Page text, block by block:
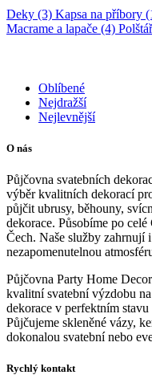
Deky (3) Kapsa na příbory
Macrame a lapače (4)
Oblíbené
Nejdražší
Nejlevnější
O nás
Půjčovna svatebních
výběr kvalitních dekorací
půjčit ubrusy, běhouny,
dekorace. Působíme po
Čech. Naše služby zahrnují
nezapomenutelnou
Půjčovna Party Home
kvalitní svatební výzdobu
dekorace v perfektním
Půjčujeme skleněné vázy,
dokonalou svatební nebo
Rychlý kontakt